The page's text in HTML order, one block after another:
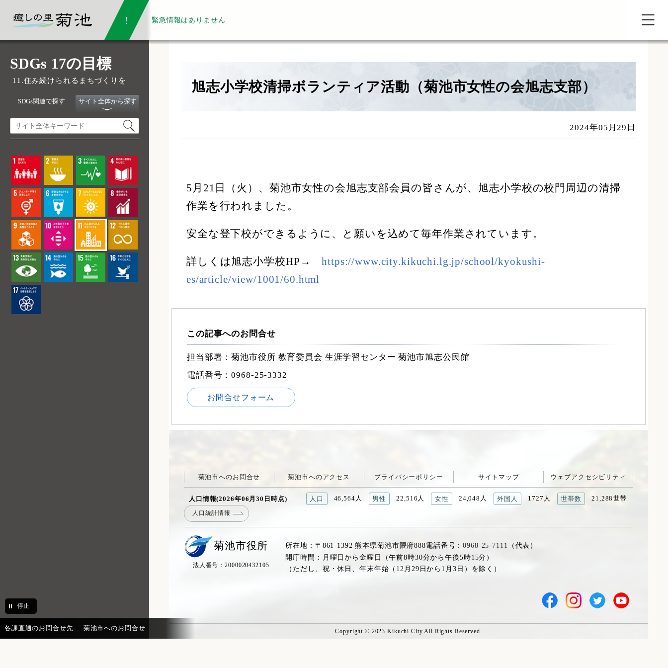
緊急情報はありません
SDGs 17の目標
11.住み続けられるまちづくりを
SDGs関連で探す サイト全体から探す
停止
旭志小学校清掃ボランティア活動（菊池市女性の会旭志支部）
2024年05月29日
5月21日（火）、菊池市女性の会旭志支部会員の皆さんが、旭志小学校の校門周辺の清掃
作業を行われました。
安全な登下校ができるように、と願いを込めて毎年作業されています。
詳しくは旭志小学校HP→https://www.city.kikuchi.lg.jp/school/kyokushi-
es/article/view/1001/60.html
この記事へのお問合せ
担当部署：菊池市役所 教育委員会 生涯学習センター 菊池市旭志公民館
電話番号：0968-25-3332
お問合せフォーム
菊池市へのお問合せ 菊池市へのアクセス プライバシーポリシー サイトマップ ウェブアクセシビリティ
人口情報(2026年06月30日時点) 人口 46,564人 男性 22,516人 女性 24,048人 外国人 1727人 世帯数 21,288世帯
人口統計情報
菊池市役所
法人番号：2000020432105
所在地：〒861-1392 熊本県菊池市隈府888電話番号：0968-25-7111
（代表）
開庁時間：月曜日から金曜日（午前8時30分から午後5時15分）
（ただし、祝・休日、年末年始（12月29日から1月3日）を除く）
Copyright © 2023 Kikuchi City All Rights Reserved.
各課直通のお問合せ先 菊池市へのお問合せ